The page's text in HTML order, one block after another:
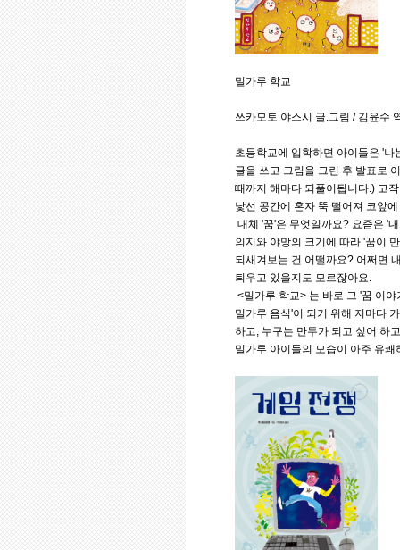
밀가루 학교
쓰카모토 야스시 글.그림 / 김윤수
초등학교에 입학하면 아이들은 '
글을 쓰고 그림을 그린 후 발표로
때까지 해마다 되풀이됩니다.) 고
낯선 공간에 혼자 뚝 떨어져 코앞
대체 '꿈'은 무엇일까요? 요즘은 '
의지와 야망의 크기에 따라 '꿈이
되새겨보는 건 어떨까요? 어쩌면
틔우고 있을지도 모르잖아요.
<밀가루 학교> 는 바로 그 '꿈 이
밀가루 음식'이 되기 위해 저마다
하고, 누구는 만두가 되고 싶어 하
밀가루 아이들의 모습이 아주 유